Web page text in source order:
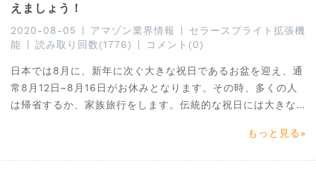
えましょう！
2020-08-05 アマゾン業界情報
セラースプライト拡張機
能
読み取り回数(1776) コメント(0)
日本では8月に、新年に次ぐ大きな祝日であるお盆を迎え、通
常8月12日~8月16日がお休みとなります。その時、多くの人
は帰省するか、家族旅行をします。伝統的な祝日には大きな
アップするすばらしい機会であり、新商品が突破できるチャ
もっと見る